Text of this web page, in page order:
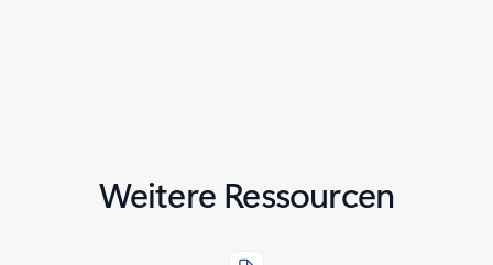
Weitere Ressourcen